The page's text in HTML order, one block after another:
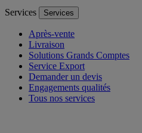
Services Services
Après-vente
Livraison
Solutions Grands Comptes
Service Export
Demander un devis
Engagements qualités
Tous nos services